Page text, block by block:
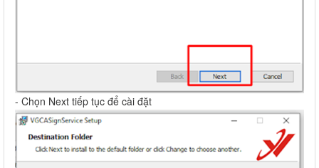
- Chọn Next tiếp tục để cài đặt